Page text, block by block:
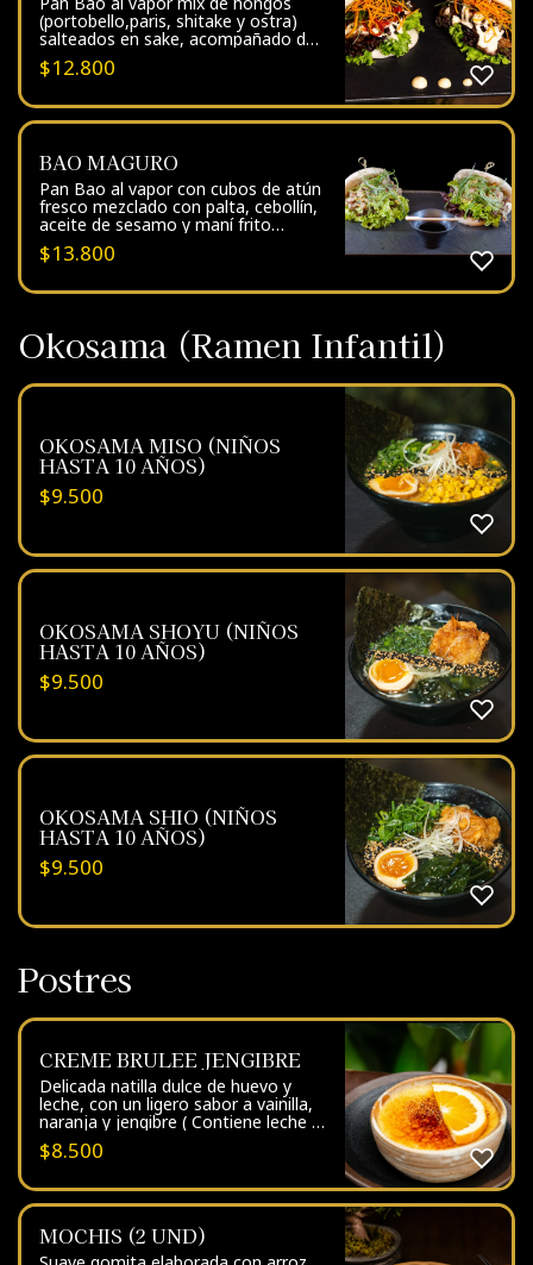
(portobello,paris, shitake y ostra)
salteados en sake, acompañado de
lechuga, pimentón asado, camote
chips, cebollín con salsa de aceitunas
$12.800
BAO MAGURO
Pan Bao al vapor con cubos de atún
fresco mezclado con palta, cebollín,
aceite de sesamo y maní frito
aderezado con limoneta y salsa
densa.
$13.800
Okosama (Ramen Infantil)
OKOSAMA MISO (NIÑOS
HASTA 10 AÑOS)
$9.500
OKOSAMA SHOYU (NIÑOS
HASTA 10 AÑOS)
$9.500
OKOSAMA SHIO (NIÑOS
HASTA 10 AÑOS)
$9.500
Postres
CREME BRULEE JENGIBRE
Delicada natilla dulce de huevo y
leche, con un ligero sabor a vainilla,
naranja y jengibre ( Contiene leche y
huevo)
$8.500
MOCHIS (2 UND)